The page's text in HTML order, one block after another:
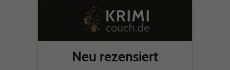
Neu rezensiert